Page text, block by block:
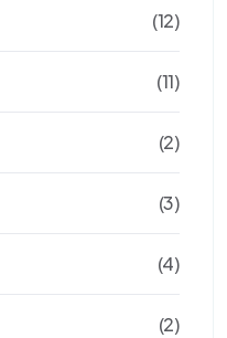
(12)
(11)
(2)
(3)
(4)
(2)